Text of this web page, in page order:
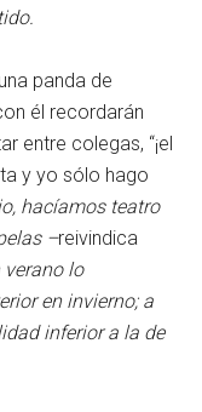
panda de
él recordarán
entre colegas, “¡el
y yo sólo hago
hacíamos teatro
–reivindica
verano lo
en invierno; a
inferior a la de